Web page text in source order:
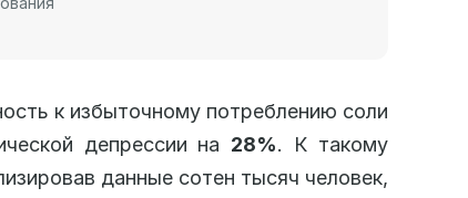
к избыточному потреблению соли
депрессии на 28%. К такому
данные сотен тысяч человек,